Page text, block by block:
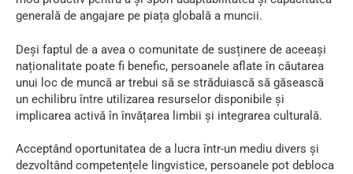
generală de angajare pe piața globală a muncii.
Deși faptul de a avea o comunitate de susținere de aceeași
naționalitate poate fi benefic, persoanele aflate în căutarea
unui loc de muncă ar trebui să se străduiască să găsească
un echilibru între utilizarea resurselor disponibile și
implicarea activă în învățarea limbii și integrarea culturală.
Acceptând oportunitatea de a lucra într-un mediu divers și
dezvoltând competențele lingvistice, persoanele pot debloca